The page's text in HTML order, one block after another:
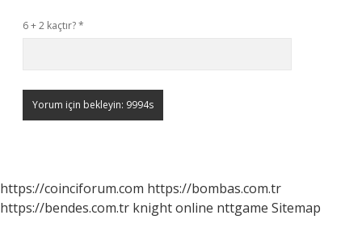
6 + 2 kaçtır?*
https://coinciforum.com https://bombas.com.tr
https://bendes.com.tr knight online nttgame Sitemap